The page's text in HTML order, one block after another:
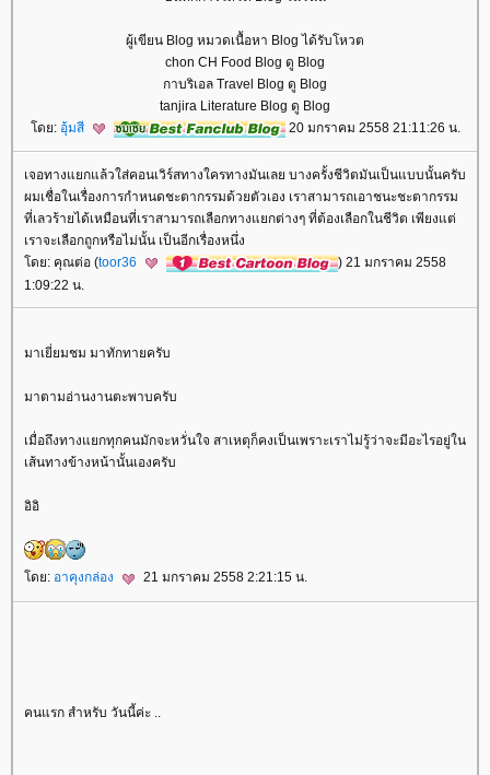
ผู้เขียน Blog หมวดเนื้อหา Blog ได้รับโหวต
chon CH Food Blog ดู Blog
กาบริเอล Travel Blog ดู Blog
tanjira Literature Blog ดู Blog
ดย: อุ้มสี 20 มกราคม 2558 21:11:26 น.
เจอทางแยกแล้วใส่คอนเวิร์สทางใครทางมันเลย บางครั้งชีวิตมันเป็นแบบนั้นครับ
ผมเชื่อในเรื่องการกำหนดชะตากรรมด้วยตัวเอง เราสามารถเอาชนะชะตากรรม
ที่เลวร้ายได้เหมือนที่เราสามารถเลือกทางแยกต่างๆ ที่ต้องเลือกในชีวิต เพียงแต่
เราจะเลือกถูกหรือไม่นั้น เป็นอีกเรื่องหนึ่ง
ดย: คุณต่อ (toor36
) 21 มกราคม 2558
1:09:22 น.
มาเยี่ยมชม มาทักทายครับ
มาตามอ่านงานตะพาบครับ
เมื่อถึงทางแยกทุกคนมักจะหวั่นใจ สาเหตุก็คงเป็นเพราะเราไม่รู้ว่าจะมีอะไรอยู่ใน
เส้นทางข้างหน้านั้นเองครับ
อิอิ
ดย: อาคุงกล่อง 21 มกราคม 2558 2:21:15 น.
คนแรก สำหรับ วันนี้ค่ะ ..